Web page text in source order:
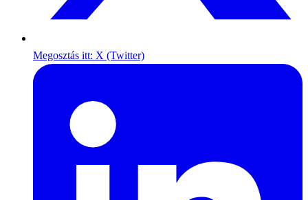
Megosztás itt: X (Twitter)